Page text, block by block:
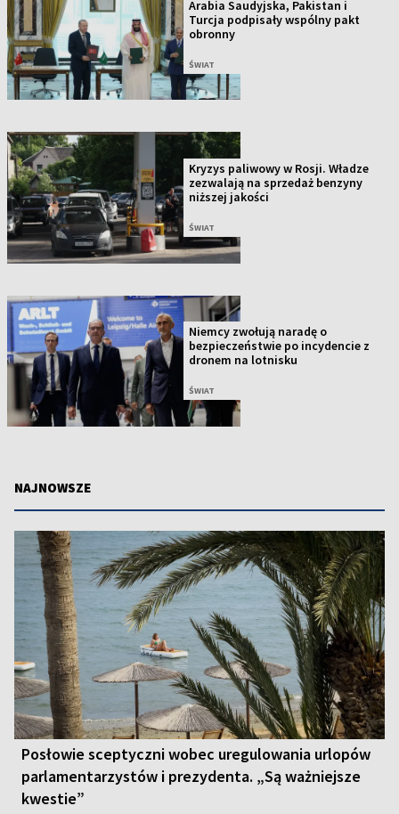
Arabia Saudyjska, Pakistan i
Turcja podpisały wspólny pakt
obronny
ŚWIAT
Kryzys paliwowy w Rosji. Władze
zezwalają na sprzedaż benzyny
niższej jakości
ŚWIAT
Niemcy zwołują naradę o
bezpieczeństwie po incydencie z
dronem na lotnisku
ŚWIAT
NAJNOWSZE
Posłowie sceptyczni wobec uregulowania urlopów
parlamentarzystów i prezydenta. „Są ważniejsze
kwestie”